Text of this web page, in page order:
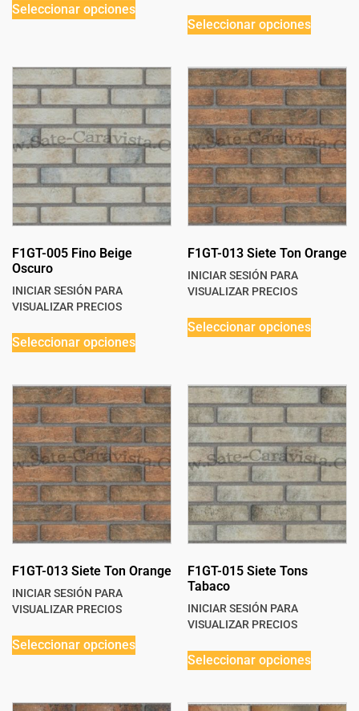
Seleccionar opciones
Seleccionar opciones
F1GT-005 Fino Beige
Oscuro
INICIAR SESIÓN PARA
VISUALIZAR PRECIOS
Seleccionar opciones
F1GT-013 Siete Ton Orange
INICIAR SESIÓN PARA
VISUALIZAR PRECIOS
Seleccionar opciones
F1GT-013 Siete Ton Orange
INICIAR SESIÓN PARA
VISUALIZAR PRECIOS
Seleccionar opciones
F1GT-015 Siete Tons
Tabaco
INICIAR SESIÓN PARA
VISUALIZAR PRECIOS
Seleccionar opciones